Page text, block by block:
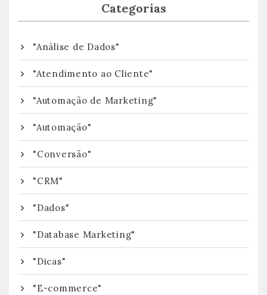
Categorias
"Análise de Dados"
"Atendimento ao Cliente"
"Automação de Marketing"
"Automação"
"Conversão"
"CRM"
"Dados"
"Database Marketing"
"Dicas"
"E-commerce"